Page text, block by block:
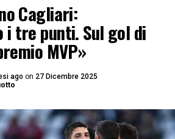
Cagliari:
i tre punti. Sul gol di
MVP»
ago on 27 Dicembre 2025